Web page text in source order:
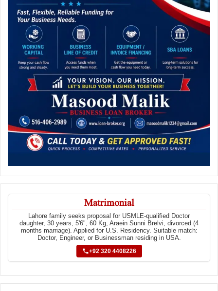
Matrimonial
Lahore family seeks proposal for USMLE-qualified Doctor
daughter, 30 years, 5'6", 60 Kg, Araein Sunni Brelvi, divorced (4
months marriage). Applied for U.S. Residency. Suitable match:
Doctor, Engineer, or Businessman residing in USA.
+92 320 4408226